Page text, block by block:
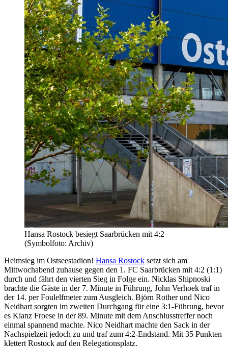
Hansa Rostock besiegt Saarbrücken mit 4:2
(Symbolfoto: Archiv)
Heimsieg im Ostseestadion! Hansa Rostock setzt sich am
Mittwochabend zuhause gegen den 1. FC Saarbrücken mit 4:2 (1:1)
durch und fährt den vierten Sieg in Folge ein. Nicklas Shipnoski
brachte die Gäste in der 7. Minute in Führung, John Verhoek traf in
der 14. per Foulelfmeter zum Ausgleich. Björn Rother und Nico
Neidhart sorgten im zweiten Durchgang für eine 3:1-Führung, bevor
es Kianz Froese in der 89. Minute mit dem Anschlusstreffer noch
einmal spannend machte. Nico Neidhart machte den Sack in der
Nachspielzeit jedoch zu und traf zum 4:2-Endstand. Mit 35 Punkten
klettert Rostock auf den Relegationsplatz.